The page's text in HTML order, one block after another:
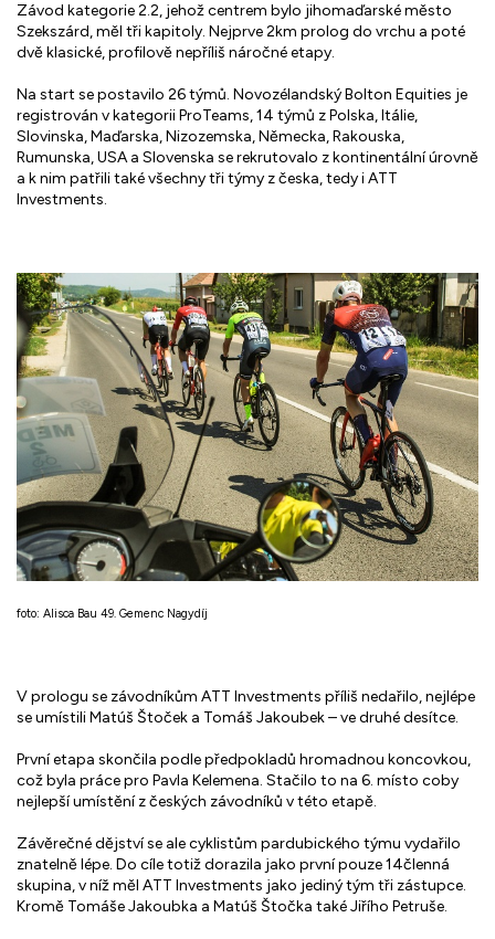
Závod kategorie 2.2, jehož centrem bylo jihomaďarské město
Szekszárd, měl tři kapitoly. Nejprve 2km prolog do vrchu a poté
dvě klasické, profilově nepříliš náročné etapy.
Na start se postavilo 26 týmů. Novozélandský Bolton Equities je
registrován v kategorii ProTeams, 14 týmů z Polska, Itálie,
Slovinska, Maďarska, Nizozemska, Německa, Rakouska,
Rumunska, USA a Slovenska se rekrutovalo z kontinentální úrovně
a k nim patřili také všechny tři týmy z česka, tedy i ATT
Investments.
foto: Alisca Bau 49. Gemenc Nagydíj
V prologu se závodníkům ATT Investments příliš nedařilo, nejlépe
se umístili Matúš Štoček a Tomáš Jakoubek – ve druhé desítce.
První etapa skončila podle předpokladů hromadnou koncovkou,
což byla práce pro Pavla Kelemena. Stačilo to na 6. místo coby
nejlepší umístění z českých závodníků v této etapě.
Závěrečné dějství se ale cyklistům pardubického týmu vydařilo
znatelně lépe. Do cíle totiž dorazila jako první pouze 14členná
skupina, v níž měl ATT Investments jako jediný tým tři zástupce.
Kromě Tomáše Jakoubka a Matúš Štočka také Jiřího Petruše.